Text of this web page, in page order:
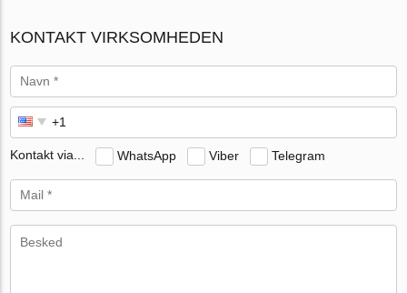
KONTAKT VIRKSOMHEDEN
Kontakt via... WhatsApp Viber Telegram